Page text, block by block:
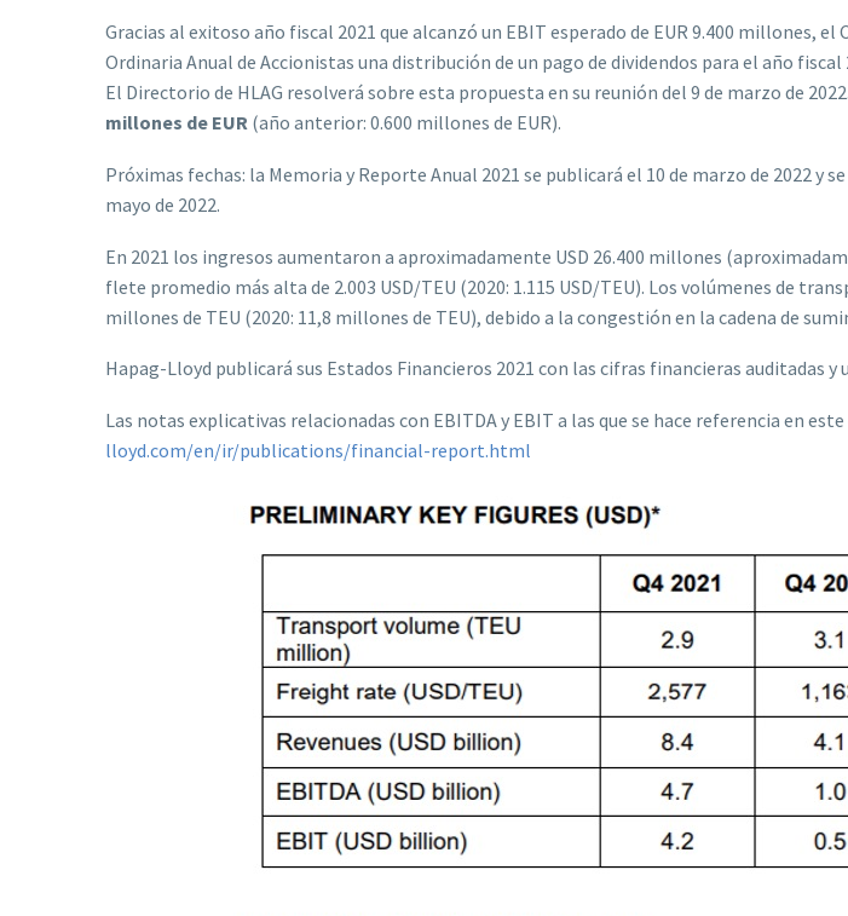
Gracias al exitoso año fiscal 2021 que alcanzó un EBIT esperado de EUR 9.400 millones,
Ordinaria Anual de Accionistas una distribución de un pago de dividendos para el año fiscal
El Directorio de HLAG resolverá sobre esta propuesta en su reunión del 9 de marzo de
millones de EUR (año anterior: 0.600 millones de EUR).
Próximas fechas: la Memoria y Reporte Anual 2021 se publicará el 10 de marzo de 2022
mayo de 2022.
En 2021 los ingresos aumentaron a aproximadamente USD 26.400 millones
flete promedio más alta de 2.003 USD/TEU (2020: 1.115 USD/TEU). Los volúmenes de
millones de TEU (2020: 11,8 millones de TEU), debido a la congestión en la cadena de
Hapag-Lloyd publicará sus Estados Financieros 2021 con las cifras financieras auditadas
Las notas explicativas relacionadas con EBITDA y EBIT a las que se hace referencia en
lloyd.com/en/ir/publications/financial-report.html